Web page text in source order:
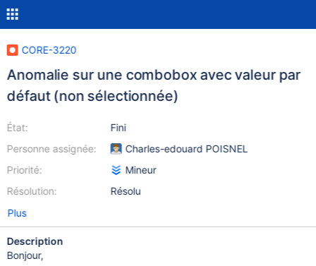
CORE-3220
Anomalie sur une combobox avec valeur par
défaut (non sélectionnée)
État:
Personne assignée:
Priorité:
Résolution:
Fini
Charles-edouard POISNEL
Mineur
Résolu
Plus
Description
Bonjour,